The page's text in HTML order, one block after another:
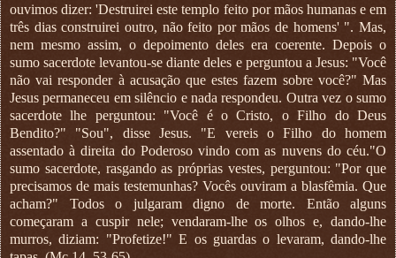
ouvimos dizer: 'Destruirei este templo feito por mãos humanas e em
três dias construirei outro, não feito por mãos de homens' ". Mas,
nem mesmo assim, o depoimento deles era coerente. Depois o
sumo sacerdote levantou-se diante deles e perguntou a Jesus: "Você
não vai responder à acusação que estes fazem sobre você?" Mas
Jesus permaneceu em silêncio e nada respondeu. Outra vez o sumo
sacerdote lhe perguntou: "Você é o Cristo, o Filho do Deus
Bendito?" "Sou", disse Jesus. "E vereis o Filho do homem
assentado à direita do Poderoso vindo com as nuvens do céu."O
sumo sacerdote, rasgando as próprias vestes, perguntou: "Por que
precisamos de mais testemunhas? Vocês ouviram a blasfêmia. Que
acham?" Todos o julgaram digno de morte. Então alguns
começaram a cuspir nele; vendaram-lhe os olhos e, dando-lhe
murros, diziam: "Profetize!" E os guardas o levaram, dando-lhe